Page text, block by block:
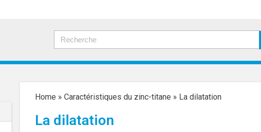
Home » Caractéristiques du zinc-titane » La dilatation
La dilatation